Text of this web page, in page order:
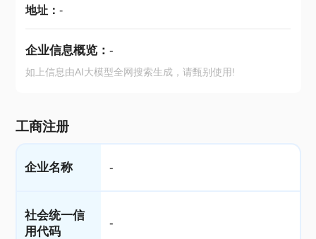
地址： -
企业信息概览： -
如上信息由AI大模型全网搜索生成，请甄别使用!
工商注册
企业名称 -
社会统一信
用代码
-